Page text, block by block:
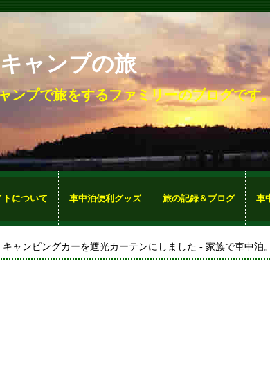
ャンプの旅
ンプで旅をするファミリーのブログです
トについて 車中泊便利グッズ 旅の記録＆ブログ 車
キャンピングカーを遮光カーテンにしました - 家族で車中泊